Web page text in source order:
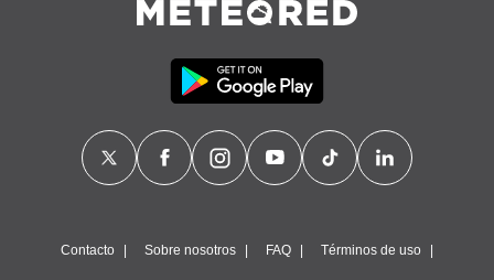
Contacto Sobre nosotros FAQ Términos de uso